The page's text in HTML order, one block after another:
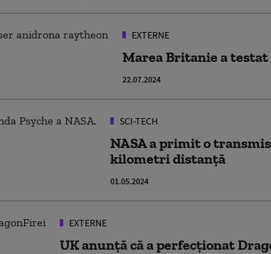
EXTERNE
Marea Britanie a
22.07.2024
SCI-TECH
NASA a primit o
kilometri distanță
01.05.2024
EXTERNE
UK anunță că a perfecționat